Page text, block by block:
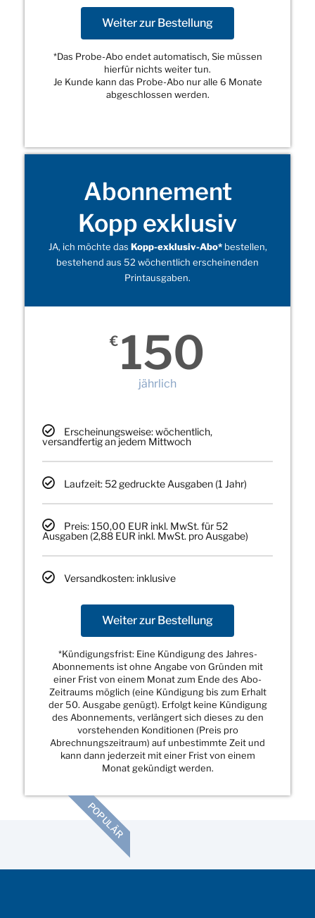
Weiter zur Bestellung
*Das Probe-Abo endet automatisch, Sie müssen
hierfür nichts weiter tun.
Je Kunde kann das Probe-Abo nur alle 6 Monate
abgeschlossen werden.
Abonnement
Kopp exklusiv
JA, ich möchte das Kopp-exklusiv-Abo*bestellen,
bestehend aus 52 wöchentlich erscheinenden
Printausgaben.
€ 150
jährlich
Erscheinungsweise: wöchentlich,
versandfertig an jedem Mittwoch
Laufzeit: 52 gedruckte Ausgaben (1 Jahr)
Preis: 150,00 EUR inkl. MwSt. für 52
Ausgaben (2,88 EUR inkl. MwSt. pro Ausgabe)
Versandkosten: inklusive
Weiter zur Bestellung
*Kündigungsfrist: Eine Kündigung des Jahres-
Abonnements ist ohne Angabe von Gründen mit
einer Frist von einem Monat zum Ende des Abo-
Zeitraums möglich (eine Kündigung bis zum Erhalt
der 50. Ausgabe genügt). Erfolgt keine Kündigung
des Abonnements, verlängert sich dieses zu den
vorstehenden Konditionen (Preis pro
Abrechnungszeitraum) auf unbestimmte Zeit und
kann dann jederzeit mit einer Frist von einem
Monat gekündigt werden.
POPULÄR